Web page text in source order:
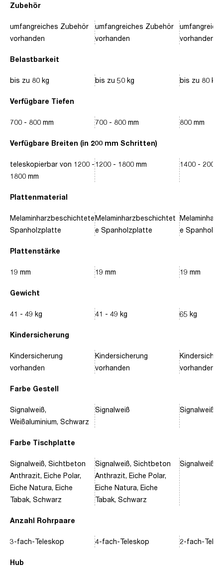
Zubehör
Belastbarkeit
Verfügbare Tiefen
Verfügbare Breiten (in 200 mm Schritten)
Plattenmaterial
Plattenstärke
Gewicht
Kindersicherung
Farbe Gestell
Farbe Tischplatte
Anzahl Rohrpaare
Hub
umfangreiches Zubehör
vorhanden
bis zu 80 kg
700 - 800 mm
teleskopierbar von 1200 -
1800 mm
Melaminharzbeschichtete
Spanholzplatte
19 mm
41 - 49 kg
Kindersicherung
vorhanden
Signalweiß,
Weißaluminium, Schwarz
Signalweiß, Sichtbeton
Anthrazit, Eiche Polar,
Eiche Natura, Eiche
Tabak, Schwarz
3-fach-Teleskop
umfangreiches Zubehör
vorhanden
bis zu 50 kg
700 - 800 mm
1200 - 1800 mm
Melaminharzbeschichtet
e Spanholzplatte
19 mm
41 - 49 kg
Kindersicherung
vorhanden
Signalweiß
Signalweiß, Sichtbeton
Anthrazit, Eiche Polar,
Eiche Natura, Eiche
Tabak, Schwarz
4-fach-Teleskop
vorhanden
bis zu 80 kg
800 mm
1400 - 2000
e
19 mm
65 kg
vorhanden
Signalweiß,
Signalweiß,
2-fach-